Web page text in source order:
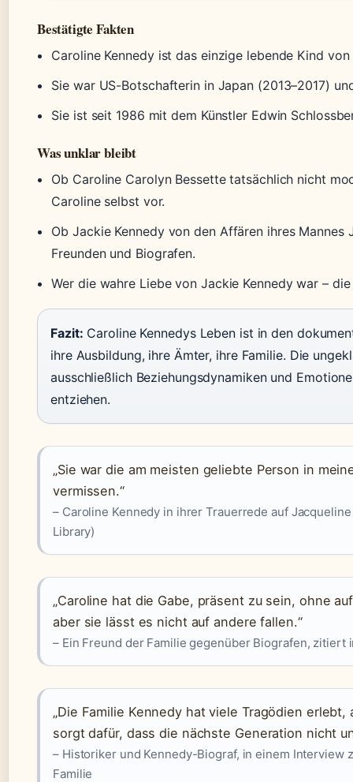
Bestätigte Fakten
Caroline Kennedy ist das einzige lebende Kind
Sie war US-Botschafterin in Japan (2013–2017)
Sie ist seit 1986 mit dem Künstler Edwin
Was unklar bleibt
Ob Caroline Carolyn Bessette tatsächlich nicht
Caroline selbst vor.
Ob Jackie Kennedy von den Affären ihres
Freunden und Biografen.
Wer die wahre Liebe von Jackie Kennedy war –
Fazit: Caroline Kennedys Leben ist in den
ihre Ausbildung, ihre Ämter, ihre Familie. Die
ausschließlich Beziehungsdynamiken und
entziehen.
„Sie war die am meisten geliebte Person in
vermissen.“
– Caroline Kennedy in ihrer Trauerrede auf
Library)
„Caroline hat die Gabe, präsent zu sein, ohne
aber sie lässt es nicht auf andere fallen.“
– Ein Freund der Familie gegenüber Biografen,
„Die Familie Kennedy hat viele Tragödien
sorgt dafür, dass die nächste Generation nicht
– Historiker und Kennedy-Biograf, in einem Interview
Familie